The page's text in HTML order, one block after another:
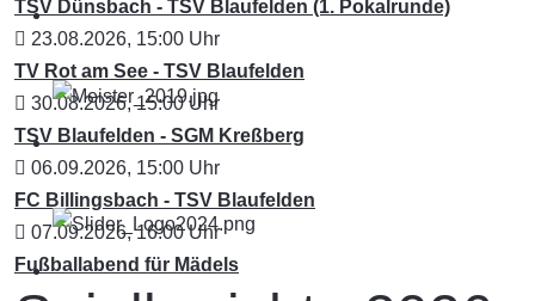
TSV Dünsbach - TSV Blaufelden (1. Pokalrunde)
23.08.2026, 15:00 Uhr
TV Rot am See - TSV Blaufelden
30.08.2026,15:00Uhr
TSV Blaufelden - SGM Kreßberg
06.09.2026, 15:00 Uhr
FC Billingsbach - TSV Blaufelden
07.09.2026,16:00Uhr
Fußballabend für Mädels